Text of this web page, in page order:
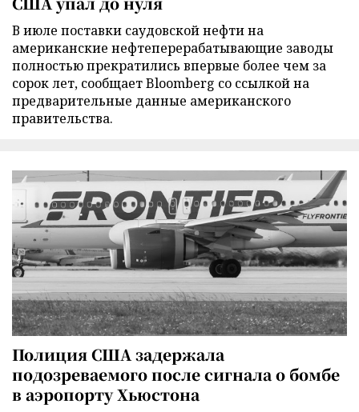
В июле поставки саудовской нефти на
американские нефтеперерабатывающие заводы
полностью прекратились впервые более чем за
сорок лет, сообщает Bloomberg со ссылкой на
предварительные данные американского
правительства.
Полиция США задержала
подозреваемого после сигнала о бомбе
в аэропорту Хьюстона